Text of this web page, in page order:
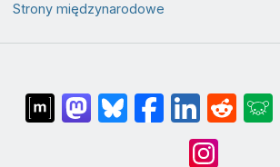
Strony międzynarodowe